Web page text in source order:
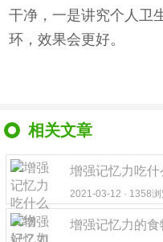
干净，一是讲究个人卫
环，效果会更好。
相关文章
增强记忆力吃
2021-03-12 · 1358浏
增强记忆力的